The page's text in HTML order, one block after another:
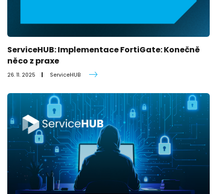
ServiceHUB: Implementace FortiGate: Konečně
něco z praxe
26. 11. 2025 ServiceHUB